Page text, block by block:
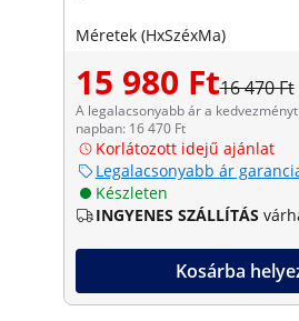
Méretek (HxSzéxMa)
15 980 Ft16 470 Ft
A legalacsonyabb ár a
napban: 16 470 Ft
Korlátozott idejű ajánlat
Legalacsonyabb ár
Készleten
INGYENES SZÁLLÍTÁS
Kosárba